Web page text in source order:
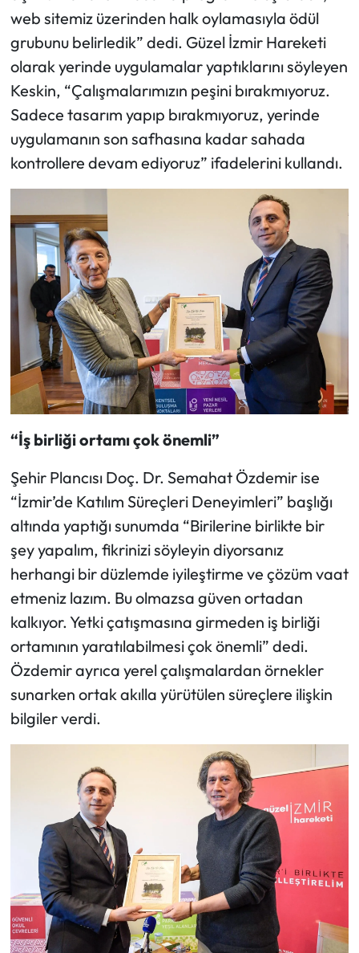
web sitemiz üzerinden halk oylamasıyla ödül
grubunu belirledik” dedi. Güzel İzmir Hareketi
olarak yerinde uygulamalar yaptıklarını söyleyen
Keskin, “Çalışmalarımızın peşini bırakmıyoruz.
Sadece tasarım yapıp bırakmıyoruz, yerinde
uygulamanın son safhasına kadar sahada
kontrollere devam ediyoruz” ifadelerini kullandı.
“İş birliği ortamı çok önemli”
Şehir Plancısı Doç. Dr. Semahat Özdemir ise
“İzmir’de Katılım Süreçleri Deneyimleri” başlığı
altında yaptığı sunumda “Birilerine birlikte bir
şey yapalım, fikrinizi söyleyin diyorsanız
herhangi bir düzlemde iyileştirme ve çözüm vaat
etmeniz lazım. Bu olmazsa güven ortadan
kalkıyor. Yetki çatışmasına girmeden iş birliği
ortamının yaratılabilmesi çok önemli” dedi.
Özdemir ayrıca yerel çalışmalardan örnekler
sunarken ortak akılla yürütülen süreçlere ilişkin
bilgiler verdi.